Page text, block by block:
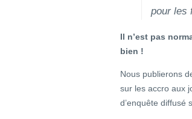
pour les
Il n’est pas
bien !
Nous publierons
sur les accro aux
d’enquête diffusé